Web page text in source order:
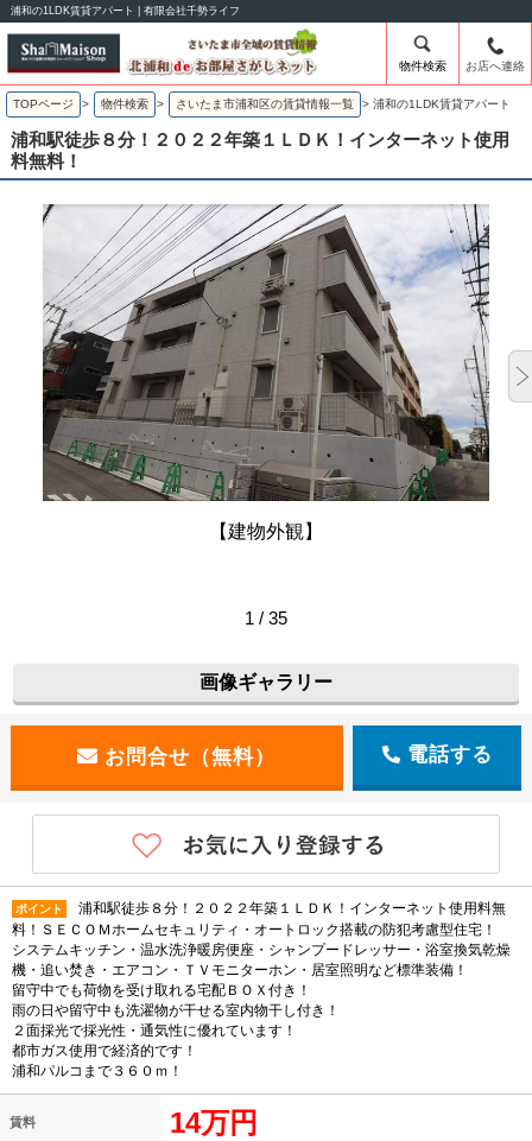
浦和の1LDK賃貸アパート | 有限会社千勢ライフ
物件検索 お店へ連絡
TOPページ > 物件検索 > さいたま市浦和区の賃貸情報一覧 > 浦和の1LDK賃貸アパート
浦和駅徒歩８分！２０２２年築１ＬＤＫ！インターネット使用
料無料！
【建物外観】
1 / 35
画像ギャラリー
電話する
ポイント
浦和駅徒歩８分！２０２２年築１ＬＤＫ！インターネット使用料無
料！ＳＥＣＯＭホームセキュリティ・オートロック搭載の防犯考慮型住宅！
システムキッチン・温水洗浄暖房便座・シャンプードレッサー・浴室換気乾燥
機・追い焚き・エアコン・ＴＶモニターホン・居室照明など標準装備！
留守中でも荷物を受け取れる宅配ＢＯＸ付き！
雨の日や留守中も洗濯物が干せる室内物干し付き！
２面採光で採光性・通気性に優れています！
都市ガス使用で経済的です！
浦和パルコまで３６０ｍ！
賃料 14万円